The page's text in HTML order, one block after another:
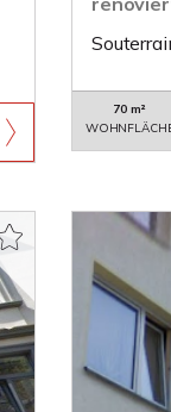
70 m²